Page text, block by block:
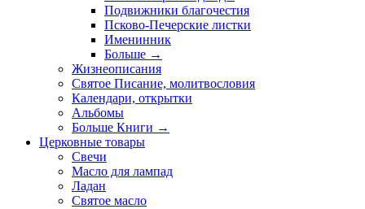
Подвижники благочестия
Псково-Печерские листки
Именинник
Больше →
Жизнеописания
Святое Писание, молитвословия
Календари, открытки
Альбомы
Больше Книги →
Церковные товары
Свечи
Масло для лампад
Ладан
Святое масло